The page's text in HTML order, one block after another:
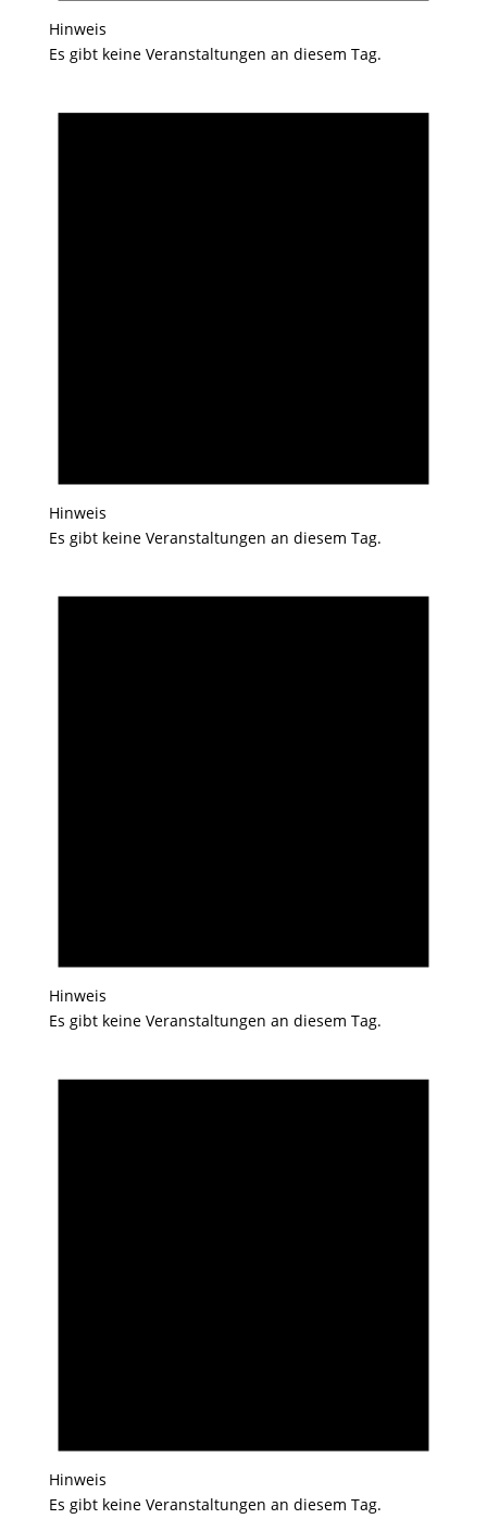
Hinweis
Es gibt keine Veranstaltungen an diesem Tag.
Hinweis
Es gibt keine Veranstaltungen an diesem Tag.
Hinweis
Es gibt keine Veranstaltungen an diesem Tag.
Hinweis
Es gibt keine Veranstaltungen an diesem Tag.